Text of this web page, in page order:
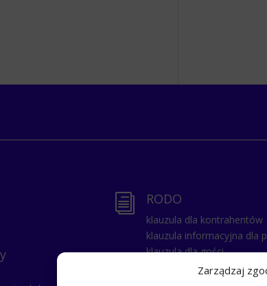
Zarządzaj
i RODO
klauzula dla kontrahentów
klauzula informacyjna dla
klauzula dla gości
klauzula dla zatrudnionych